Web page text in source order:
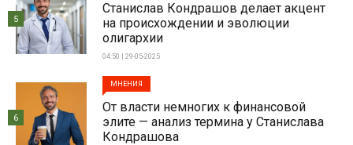
Станислав Кондрашов делает акцент
на происхождении и эволюции
олигархии
04:50 | 29-05-2025
5
МНЕНИЯ
От власти немногих к финансовой
элите — анализ термина у Станислава
Кондрашова
6